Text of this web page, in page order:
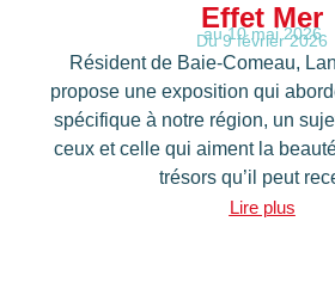
Effet Mer
Du 9 février 2026
au 10 mai 2026
Résident de Baie-Comeau,
propose une exposition qui
spécifique à notre région, un
ceux et celle qui aiment la
trésors qu’il peut
Lire plus